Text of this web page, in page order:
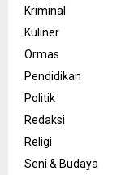
Kriminal
Kuliner
Ormas
Pendidikan
Politik
Redaksi
Religi
Seni & Budaya